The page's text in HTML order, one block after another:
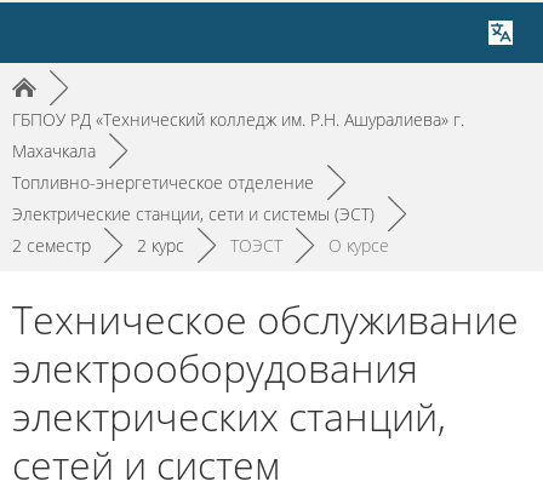
►
ГБПОУ РД «Технический колледж им. Р.Н. Ашуралиева» г.
Махачкала
►
Топливно-энергетическое отделение
►
Электрические станции, сети и системы (ЭСТ)
►
2 семестр
► 2 курс ► ТОЭСТ ► О курсе
Техническое обслуживание
электрооборудования
электрических станций,
сетей и систем